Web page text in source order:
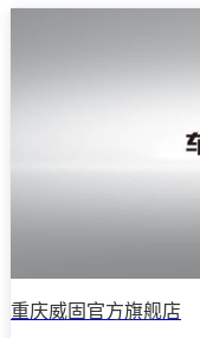
重庆威固官方旗舰店